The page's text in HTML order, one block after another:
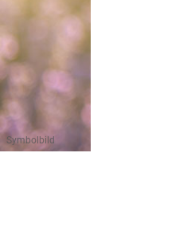
Symbolbild